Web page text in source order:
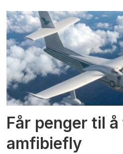
Får penger til
amfibiefly